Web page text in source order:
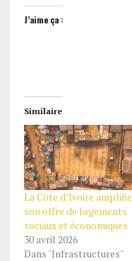
J’aime ça :
Similaire
La Côte d’Ivoire amplifie
son offre de logements
sociaux et économiques
30 avril 2026
Dans "Infrastructures"